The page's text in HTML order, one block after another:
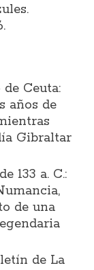
Ceuta:
años de
Gibraltar
133 a. C.:
de una
de La